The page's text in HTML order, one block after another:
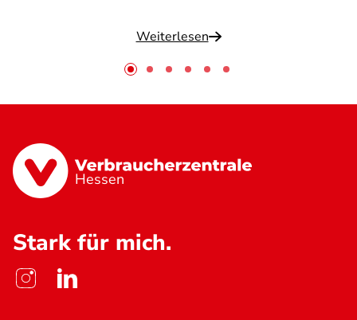
Weiterlesen
Hessen
Stark für mich.